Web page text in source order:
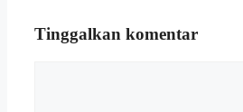
Tinggalkan komentar